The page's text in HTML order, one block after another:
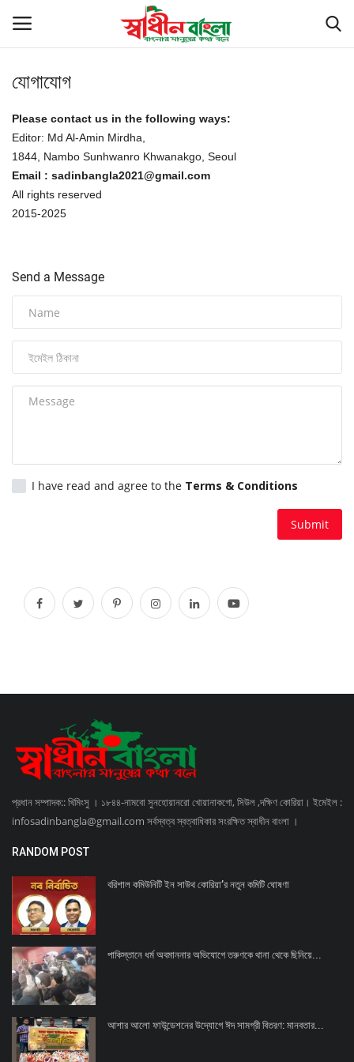
Login
সর্বশেষ
বাংলাদেশ
বিশ্ব
রাজনীতি
বাণিজ্য
চাকরি
দেশজুড়ে
যোগাযোগ
Please contact us in the following ways:
Editor: Md Al-Amin Mirdha,
1844, Nambo Sunhwanro Khwanakgo, Seoul
Email : sadinbangla2021@gmail.com
All rights reserved
2015-2025
Send a Message
I have read and agree to the Terms & Conditions
Submit
প্রধান সম্পাদক:: খিমিংসু । ১৮৪৪-নামবো সুনহোয়ানরো খোয়ানাকগো, সিউল ,দক্ষিণ কোরিয়া। ইমেইল :
infosadinbangla@gmail.com সর্বস্বত্ব স্বত্বাধিকার সংরক্ষিত স্বাধীন বাংলা ।
RANDOM POST
বরিশাল কমিউনিটি ইন সাউথ কোরিয়া’র নতুন কমিটি ঘোষণা
পাকিস্তানে ধর্ম অবমাননার অভিযোগে তরুণকে থানা থেকে ছিনিয়ে...
আশার আলো ফাউন্ডেশনের উদ্যোগে ঈদ সামগ্রী বিতরণ: মানবতার...